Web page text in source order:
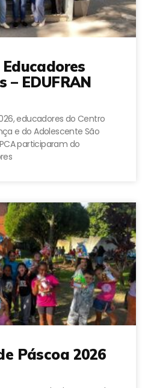
– EDUFRAN
educadores do Centro
e do Adolescente São
participaram do
Páscoa 2026